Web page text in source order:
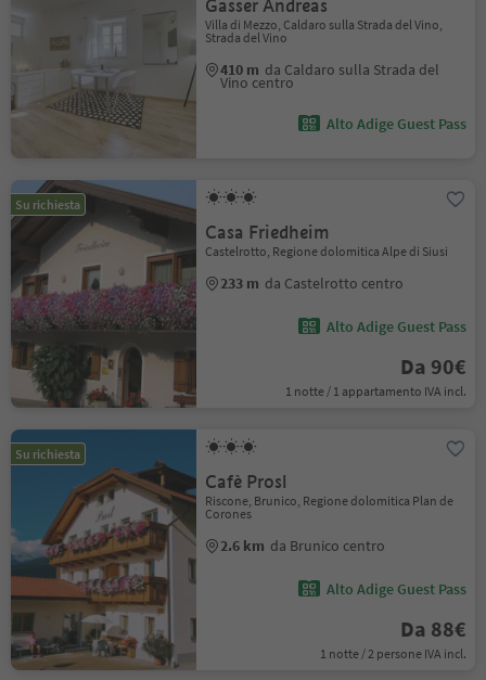
Gasser Andreas
Villa di Mezzo, Caldaro sulla Strada del Vino,
Strada del Vino
410 m da Caldaro sulla Strada del
Vino centro
Alto Adige Guest Pass
Su richiesta
Casa Friedheim
Castelrotto, Regione dolomitica Alpe di Siusi
233 m da Castelrotto centro
Alto Adige Guest Pass
Da 90€
1 notte / 1 appartamento IVA incl.
Su richiesta
Cafè Prosl
Riscone, Brunico, Regione dolomitica Plan de
Corones
2.6 km da Brunico centro
Alto Adige Guest Pass
Da 88€
1 notte / 2 persone IVA incl.